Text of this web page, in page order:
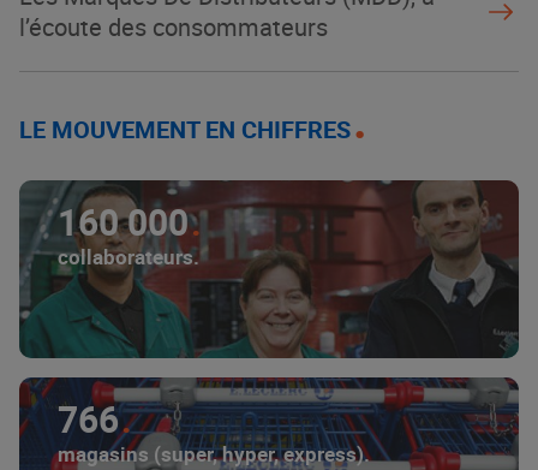
l’écoute des consommateurs
LE MOUVEMENT EN CHIFFRES
160 000
collaborateurs.
766
magasins (super, hyper, express).